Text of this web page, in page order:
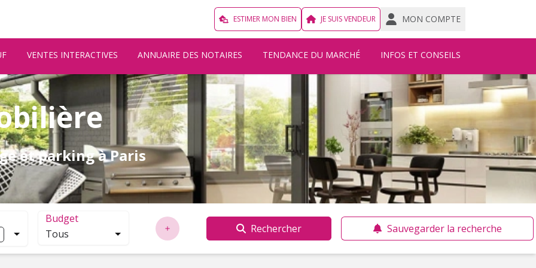
ESTIMER MON BIEN JE SUIS VENDEUR MON COMPTE
VENTES INTERACTIVES ANNUAIRE DES NOTAIRES TENDANCE DU MARCHÉ INFOS ET CONSEILS
et parking à Paris
localisation. Cliquez pour ouvrir la modale de recherche.
Budget
Tous
Rechercher Sauvegarder la recherche